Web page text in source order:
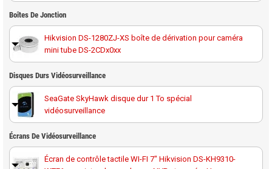
Boîtes De Jonction
Hikvision DS-1280ZJ-XS boîte de dérivation pour caméra
mini tube DS-2CDx0xx
Disques Durs Vidéosurveillance
SeaGate SkyHawk disque dur 1 To spécial
vidéosurveillance
Disque dur 1 To spécial vidéosurveillance Western
Digital Purple
Écrans De Vidéosurveillance
Écran de contrôle tactile WI-FI 7" Hikvision DS-KH9310-